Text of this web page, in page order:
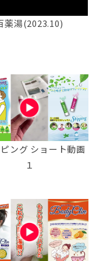
薬湯(2023.10)
ング ショート動画
１